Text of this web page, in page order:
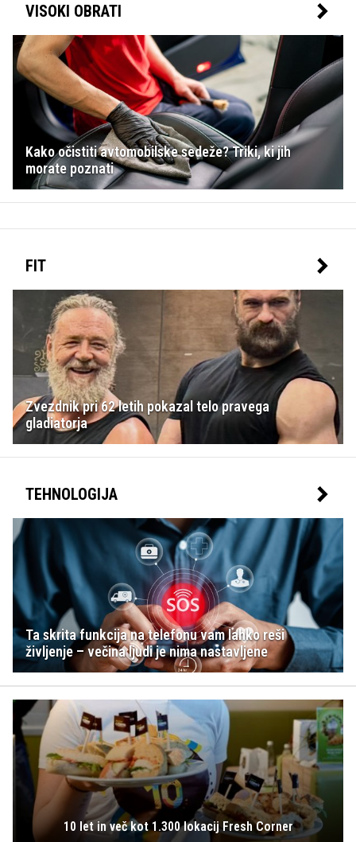
VISOKI OBRATI
Kako očistiti avtomobilske sedeže? Triki, ki jih
morate poznati
FIT
Zvezdnik pri 62 letih pokazal telo pravega
gladiatorja
TEHNOLOGIJA
Ta skrita funkcija na telefonu vam lahko reši
življenje – večina ljudi je nima nastavljene
10 let in več kot 1.300 lokacij Fresh Corner